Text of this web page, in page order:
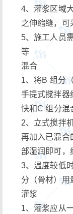
4、灌浆区域
之伸缩缝，可
5、施工人员
等
混合
1、将B 组分
手提式搅拌器
快和C 组分混
2、立式搅拌
再加入已混合
部湿润即可，
3、温度较低
分（骨材）用
灌浆
1、灌浆应从